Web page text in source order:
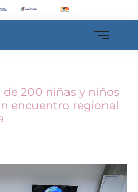
de 200 niñas y niños
encuentro regional